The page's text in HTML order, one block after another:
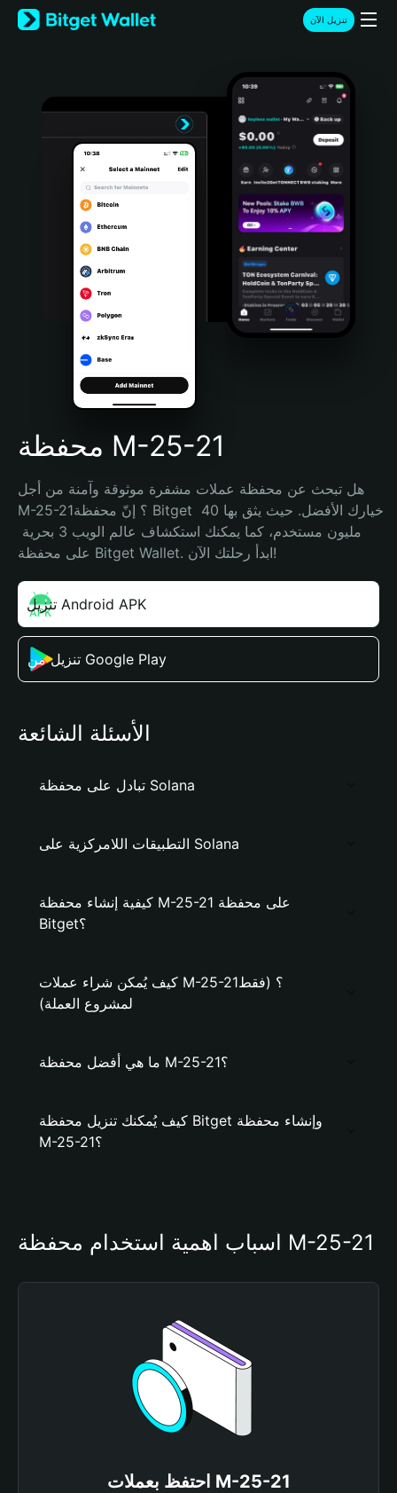
English
日本語
Türkçe
Português (Portugal)
Bahasa Indonesia
Português (Brasil)
Español (Argentina)
تنزيل الآن
محفظة M-25-21
هل تبحث عن محفظة عملات مشفرة موثوقة وآمنة من أجل
M-25-21؟ إنّ محفظة Bitget خيارك الأفضل. حيث يثق بها 40
على محفظة Bitget Wallet. ابدأ رحلتك الآن!
تنزيل Android APK
تنزيل من Google Play
الأسئلة الشائعة
تبادل على محفظة Solana
التطبيقات اللامركزية على Solana
كيفية إنشاء محفظة M-25-21 على محفظة
Bitget؟
كيف يُمكن شراء عملات M-25-21؟ (فقط
لمشروع العملة)
ما هي أفضل محفظة M-25-21؟
كيف يُمكنك تنزيل محفظة Bitget وإنشاء محفظة
M-25-21؟
أسباب أهمية استخدام محفظة M-25-21
احتفظ بعملات M-25-21